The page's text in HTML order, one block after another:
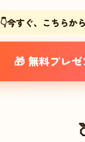
👇今すぐ、こちらか
🎁 無料プレ